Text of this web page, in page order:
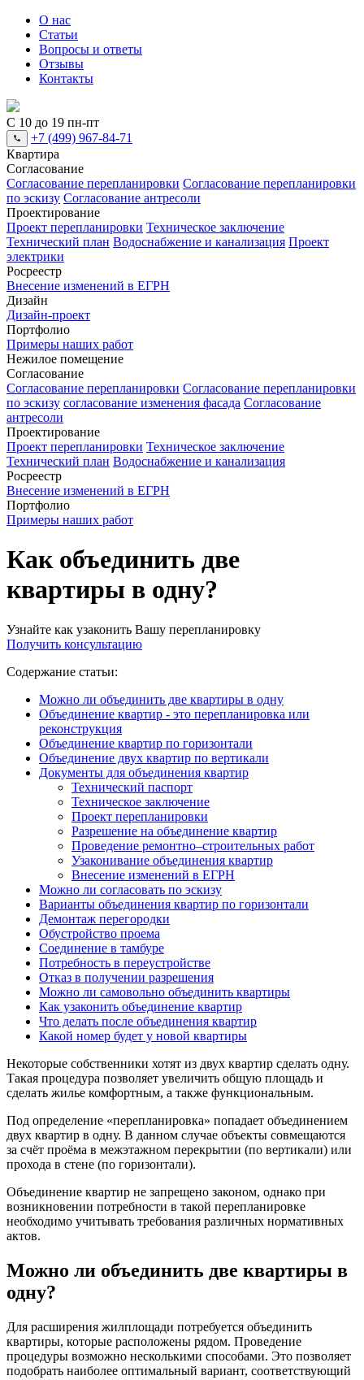
О нас
Статьи
Вопросы и ответы
Отзывы
Контакты
С 10 до 19 пн-пт
+7 (499) 967-84-71
Квартира
Согласование
Согласование перепланировки Согласование перепланировки
по эскизу Согласование антресоли
Проектирование
Проект перепланировки Техническое заключение
Технический план Водоснабжение и канализация Проект
электрики
Росреестр
Внесение изменений в ЕГРН
Дизайн
Дизайн-проект
Портфолио
Примеры наших работ
Нежилое помещение
Согласование
Согласование перепланировки Согласование перепланировки
по эскизу согласование изменения фасада Согласование
антресоли
Проектирование
Проект перепланировки Техническое заключение
Технический план Водоснабжение и канализация
Росреестр
Внесение изменений в ЕГРН
Портфолио
Примеры наших работ
Как объединить две
квартиры в одну?
Узнайте как узаконить Вашу перепланировку
Получить консультацию
Содержание статьи:
Можно ли объединить две квартиры в одну
Объединение квартир - это перепланировка или
реконструкция
Объединение квартир по горизонтали
Объединение двух квартир по вертикали
Документы для объединения квартир
Технический паспорт
Техническое заключение
Проект перепланировки
Разрешение на объединение квартир
Проведение ремонтно–строительных работ
Узаконивание объединения квартир
Внесение изменений в ЕГРН
Можно ли согласовать по эскизу
Варианты объединения квартир по горизонтали
Демонтаж перегородки
Обустройство проема
Соединение в тамбуре
Потребность в переустройстве
Отказ в получении разрешения
Можно ли самовольно объединить квартиры
Как узаконить объединение квартир
Что делать после объединения квартир
Какой номер будет у новой квартиры
Некоторые собственники хотят из двух квартир сделать одну.
Такая процедура позволяет увеличить общую площадь и
сделать жилье комфортным, а также функциональным.
Под определение «перепланировка» попадает объединением
двух квартир в одну. В данном случае объекты совмещаются
за счёт проёма в межэтажном перекрытии (по вертикали) или
прохода в стене (по горизонтали).
Объединение квартир не запрещено законом, однако при
возникновении потребности в такой перепланировке
необходимо учитывать требования различных нормативных
актов.
Можно ли объединить две квартиры в
одну?
Для расширения жилплощади потребуется объединить
квартиры, которые расположены рядом. Проведение
процедуры возможно несколькими способами. Это позволяет
подобрать наиболее оптимальный вариант, соответствующий